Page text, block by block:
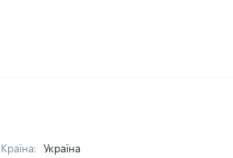
Країна:
Україна